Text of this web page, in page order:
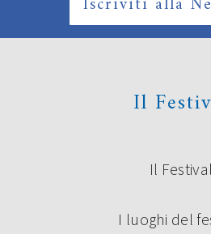
Il
Il Festival
I luoghi del